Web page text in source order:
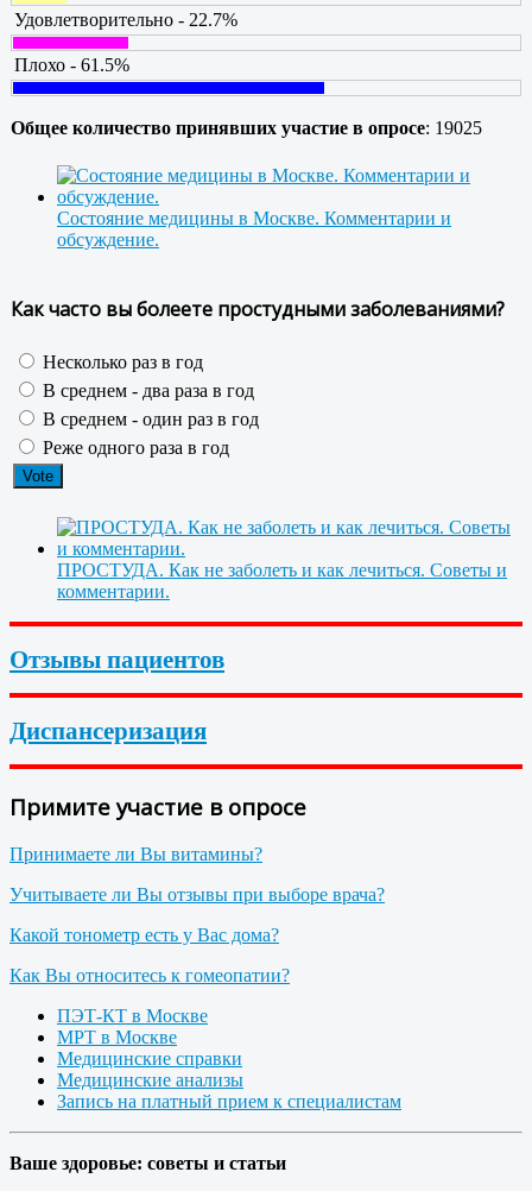
Удовлетворительно - 22.7%
Плохо - 61.5%
Общее количество принявших участие в опросе: 19025
Состояние медицины в Москве. Комментарии и
обсуждение.
Как часто вы болеете простудными заболеваниями?
Несколько раз в год
В среднем - два раза в год
В среднем - один раз в год
Реже одного раза в год
ПРОСТУДА. Как не заболеть и как лечиться. Советы и
комментарии.
Отзывы пациентов
Диспансеризация
Примите участие в опросе
Принимаете ли Вы витамины?
Учитываете ли Вы отзывы при выборе врача?
Какой тонометр есть у Вас дома?
Как Вы относитесь к гомеопатии?
ПЭТ-КТ в Москве
МРТ в Москве
Медицинские справки
Медицинские анализы
Запись на платный прием к специалистам
Ваше здоровье: советы и статьи